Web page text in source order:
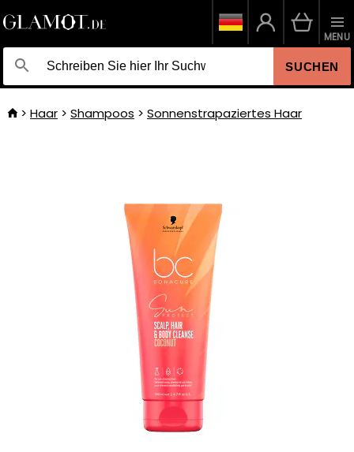
SUCHEN
MENU
Haar Shampoos Sonnenstrapaziertes Haar